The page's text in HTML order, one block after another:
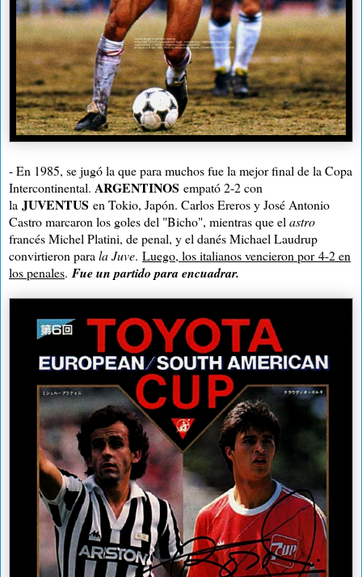
- En 1985, se jugó la que para muchos fue la mejor final de la Copa
Intercontinental. ARGENTINOS empató 2-2 con
la JUVENTUS en Tokio, Japón. Carlos Ereros y José Antonio
Castro marcaron los goles del "Bicho", mientras que el astro
francés Michel Platini, de penal, y el danés Michael Laudrup
convirtieron para la Juve. Luego, los italianos vencieron por4-2 en
los penales. Fue un partido para encuadrar.